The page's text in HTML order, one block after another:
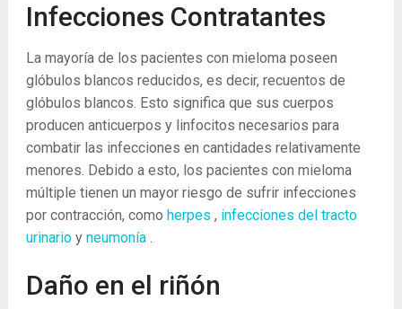
Infecciones Contratantes
La mayoría de los pacientes con mieloma poseen
glóbulos blancos reducidos, es decir, recuentos de
glóbulos blancos. Esto significa que sus cuerpos
producen anticuerpos y linfocitos necesarios para
combatir las infecciones en cantidades relativamente
menores. Debido a esto, los pacientes con mieloma
múltiple tienen un mayor riesgo de sufrir infecciones
por contracción, como herpes , infecciones del tracto
urinarioy neumonía.
Daño en el riñón